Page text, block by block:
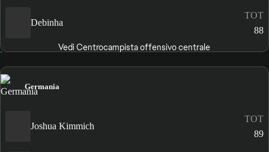
Debinha
TOT
88
Vedi Centrocampista offensivo centrale
Germania
Joshua Kimmich
TOT
89